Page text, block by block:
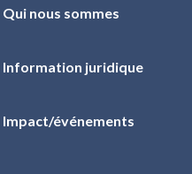
Qui nous sommes
Information juridique
Impact/événements